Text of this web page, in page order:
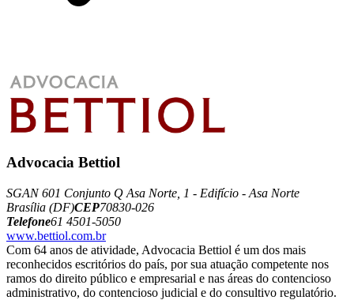
Advocacia Bettiol
SGAN 601 Conjunto Q Asa Norte, 1 - Edifício - Asa Norte
Brasília (DF)CEP70830-026
Telefone61 4501-5050
www.bettiol.com.br
Com 64 anos de atividade, Advocacia Bettiol é um dos mais
reconhecidos escritórios do país, por sua atuação competente nos
ramos do direito público e empresarial e nas áreas do contencioso
administrativo, do contencioso judicial e do consultivo regulatório.